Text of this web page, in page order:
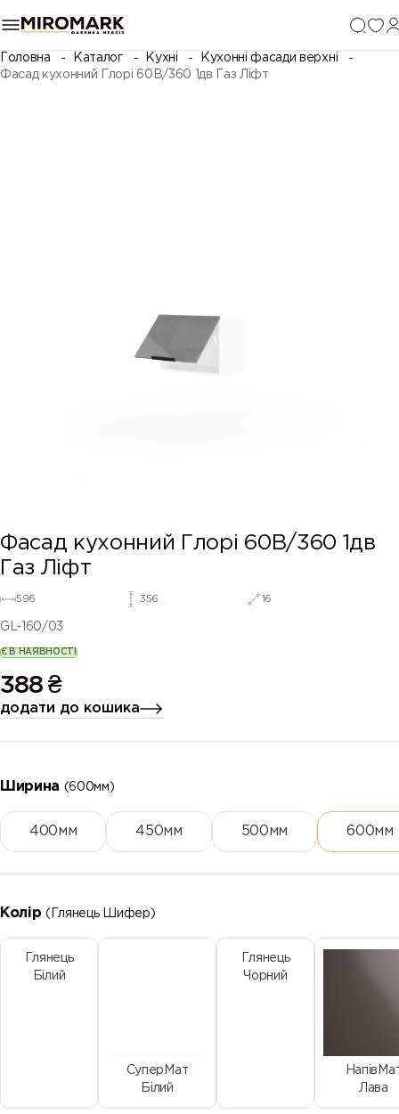
Головна Каталог Кухні
Кухонні фасади верхні
Фасад кухонний Глорі 60В/360 1дв Газ Ліфт
Фасад кухонний Глорі 60В/360 1дв
Газ Ліфт
596 356 16
GL-160/03
Є В НАЯВНОСТІ
388₴
додати до кошика
Ширина (600мм)
400мм 450мм 500мм 600мм
Колір(Глянець Шифер)
Глянець
Білий
СуперМат
Білий
Глянець
Чорний
Лава